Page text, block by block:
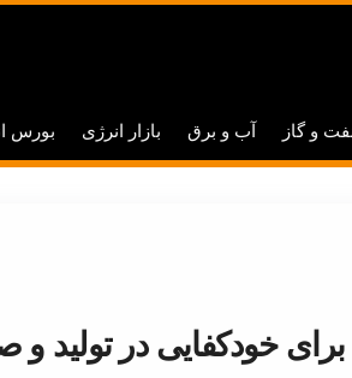
و گاز آب و برق بازار انرژی بورس
خودکفایی در تولید